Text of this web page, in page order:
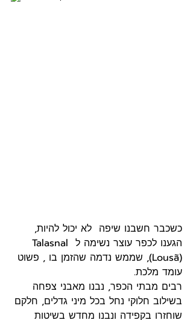
כשכבר חשבנו שיפה  לא יכול להיות,
הגענו לכפר עוצר נשימה ל Talasnal
(Lousã), שממש נדמה שהזמן בו , פשוט
עומד מלכת.
רבים מבתי הכפר, נבנו מאבני צפחה
בשילוב חלוקי נחל בכל מיני גדלים, חלקם
שוחזרו בקפידה ונבנו מחדש בשיטות